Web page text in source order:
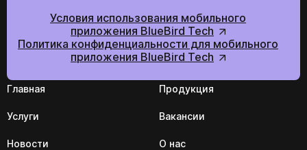
Условия использования мобильного
приложения BlueBird Tech
Политика конфиденциальности для мобильного
приложения BlueBird Tech
Главная Продукция
Услуги Вакансии
Новости О нас